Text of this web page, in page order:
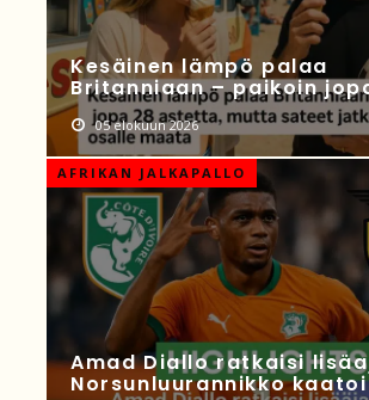
Kesäinen lämpö palaa
Britanniaan – paikoin
05 elokuun 2026
AFRIKAN JALKAPALLO
Amad Diallo ratkaisi
Norsunluurannikko kaatoi